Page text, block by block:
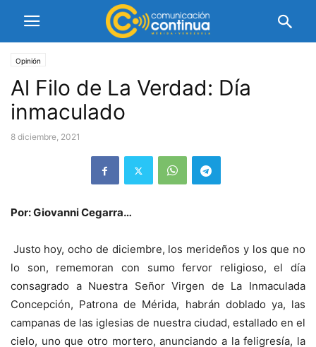
Opinión
Al Filo de La Verdad: Día
inmaculado
8 diciembre, 2021
Por: Giovanni Cegarra…
Justo hoy, ocho de diciembre, los merideños y los que no
lo son, rememoran con sumo fervor religioso, el día
consagrado a Nuestra Señor Virgen de La Inmaculada
Concepción, Patrona de Mérida, habrán doblado ya, las
campanas de las iglesias de nuestra ciudad, estallado en el
cielo, uno que otro mortero, anunciando a la feligresía, la